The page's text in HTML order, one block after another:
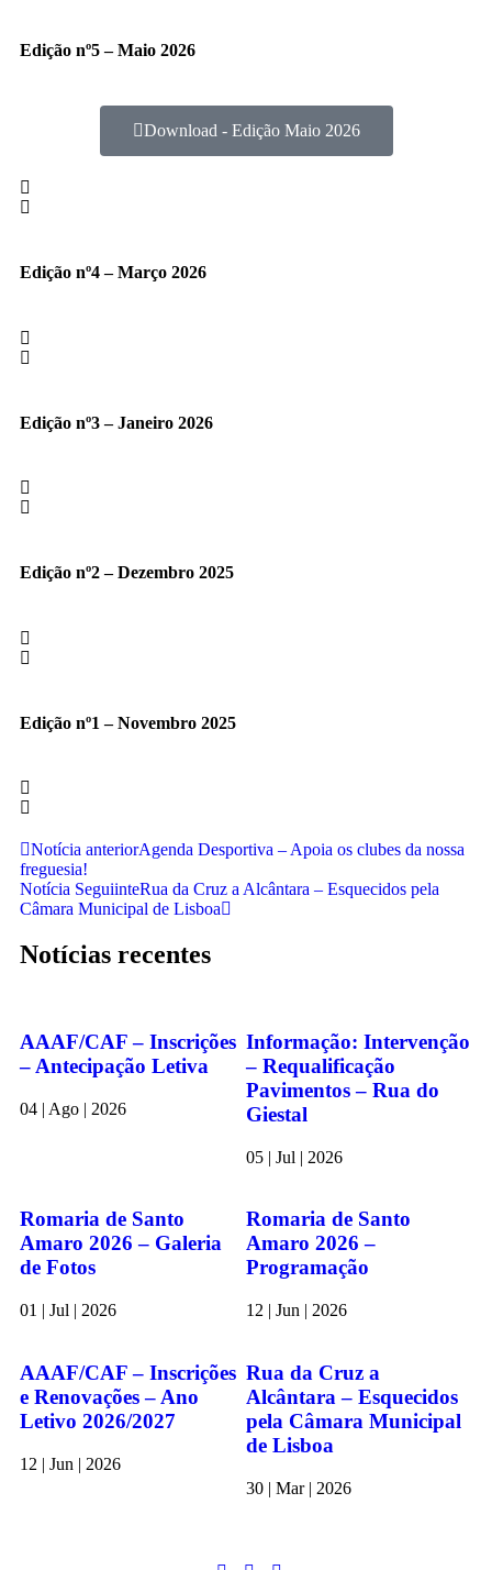
Edição nº5 – Maio 2026
Download - Edição Maio 2026
Edição nº4 – Março 2026
Edição nº3 – Janeiro 2026
Edição nº2 – Dezembro 2025
Edição nº1 – Novembro 2025
Notícia anteriorAgenda Desportiva – Apoia os clubes da nossa
freguesia!
Notícia SeguiinteRua da Cruz a Alcântara – Esquecidos pela
Câmara Municipal de Lisboa
Notícias recentes
AAAF/CAF – Inscrições
– Antecipação Letiva
04 | Ago | 2026
Informação: Intervenção
– Requalificação
Pavimentos – Rua do
Giestal
05 | Jul | 2026
Romaria de Santo
Amaro 2026 – Galeria
de Fotos
01 | Jul | 2026
Romaria de Santo
Amaro 2026 –
Programação
12 | Jun | 2026
AAAF/CAF – Inscrições
e Renovações – Ano
Letivo 2026/2027
12 | Jun | 2026
Rua da Cruz a
Alcântara – Esquecidos
pela Câmara Municipal
de Lisboa
30 | Mar | 2026